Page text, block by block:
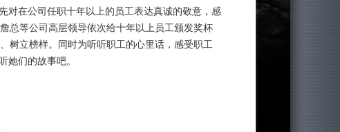
对在公司任职十年以上的员工表达真诚的敬意，感
总等公司高层领导依次给十年以上员工颁发奖杯
树立榜样。同时为听听职工的心里话，感受职工
她们的故事吧。